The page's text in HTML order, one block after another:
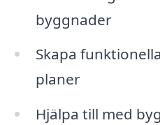
byggnader
Skapa
planer
Hjälpa till med